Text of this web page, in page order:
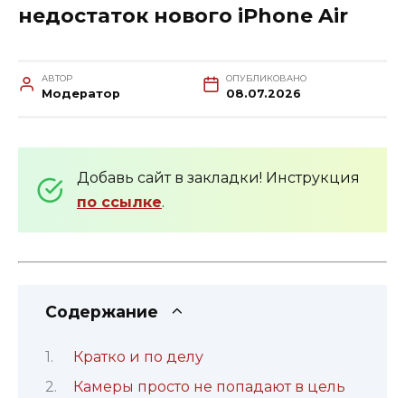
недостаток нового iPhone Air
АВТОР
Модератор
ОПУБЛИКОВАНО
08.07.2026
Добавь сайт в закладки! Инструкция
по ссылке.
Содержание
Кратко и по делу
Камеры просто не попадают в цель